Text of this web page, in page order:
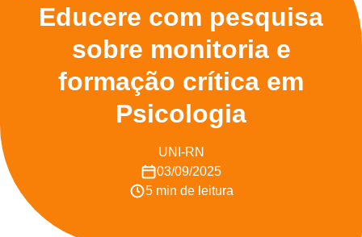
Educere com pesquisa
sobre monitoria e
formação crítica em
Psicologia
UNI-RN
03/09/2025
5 min de leitura